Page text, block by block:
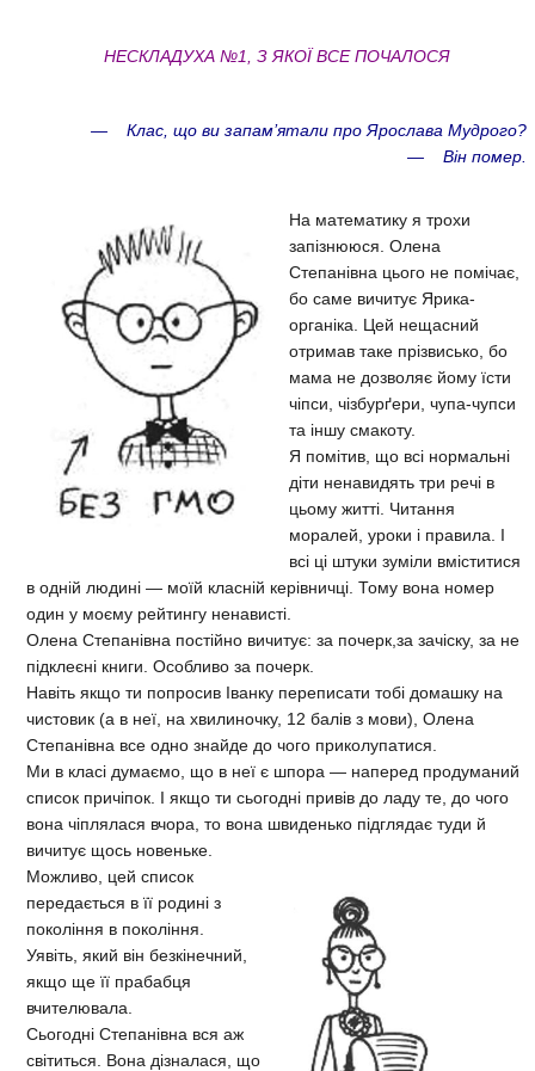
НЕСКЛАДУХА №1, З ЯКОЇ ВСЕ ПОЧАЛОСЯ
— Клас, що ви запам’ятали про Ярослава Мудрого?
— Він помер.
На математику я трохи
запізнююся. Олена
Степанівна цього не помічає,
бо саме вичитує Ярика-
органіка. Цей нещасний
отримав таке прізвисько, бо
мама не дозволяє йому їсти
чіпси, чізбурґери, чупа-чупси
та іншу смакоту.
Я помітив, що всі нормальні
діти ненавидять три речі в
цьому житті. Читання
моралей, уроки і правила. І
всі ці штуки зуміли вміститися
в одній людині — моїй класній керівничці. Тому вона номер
один у моєму рейтингу ненависті.
Олена Степанівна постійно вичитує: за почерк,за зачіску, за не
підклеєні книги. Особливо за почерк.
Навіть якщо ти попросив Іванку переписати тобі домашку на
чистовик (а в неї, на хвилиночку, 12 балів з мови), Олена
Степанівна все одно знайде до чого приколупатися.
Ми в класі думаємо, що в неї є шпора — наперед продуманий
список причіпок. І якщо ти сьогодні привів до ладу те, до чого
вона чіплялася вчора, то вона швиденько підглядає туди й
вичитує щось новеньке.
Можливо, цей список
передається в її родині з
покоління в покоління.
Уявіть, який він безкінечний,
якщо ще її прабабця
вчителювала.
Сьогодні Степанівна вся аж
світиться. Вона дізналася, що